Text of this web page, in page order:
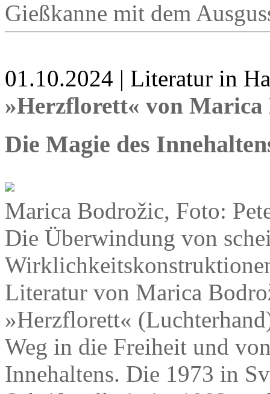
Gießkanne mit dem
01.10.2024 | Literatur in
»Herzflorett« von Marica
Die Magie des
Marica Bodrožic, Foto:
Die Überwindung von
Literatur von Marica
»Herzflorett«
Weg in die Freiheit und
Innehaltens. Die 1973 in